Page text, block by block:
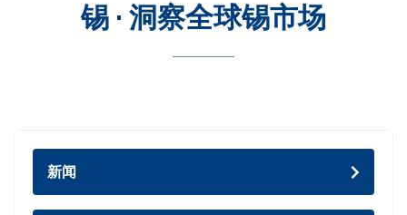
锡 · 洞察全球锡市场
新闻